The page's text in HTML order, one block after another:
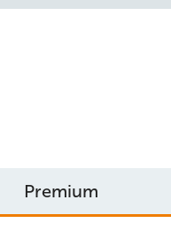
Premium